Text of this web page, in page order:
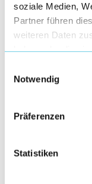
soziale Medien,
Partner führen
weiteren Daten
Notwendig
Präferenzen
Statistiken
„Schenck ONE
und fehlerfreier